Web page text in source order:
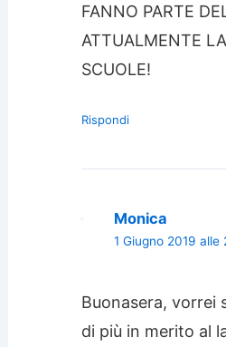
FANNO PARTE
ATTUALMENTE
SCUOLE!
Rispondi
Monica
1 Giugno 2019 alle
Buonasera, vorrei
di più in merito al